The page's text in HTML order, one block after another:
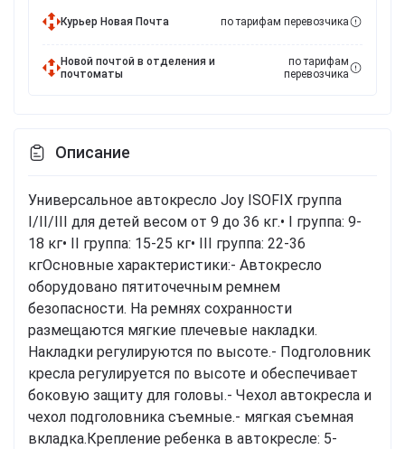
Курьер Новая Почта по тарифам перевозчика
Новой почтой в отделения и
почтоматы
по тарифам
перевозчика
Описание
Универсальное автокресло Joy ISOFIX группа
I/II/III для детей весом от 9 до 36 кг.• I группа: 9-
18 кг• ІІ группа: 15-25 кг• ІІІ группа: 22-36
кгОсновные характеристики:- Автокресло
оборудовано пятиточечным ремнем
безопасности. На ремнях сохранности
размещаются мягкие плечевые накладки.
Накладки регулируются по высоте.- Подголовник
кресла регулируется по высоте и обеспечивает
боковую защиту для головы.- Чехол автокресла и
чехол подголовника съемные.- мягкая съемная
вкладка.Крепление ребенка в автокресле: 5-